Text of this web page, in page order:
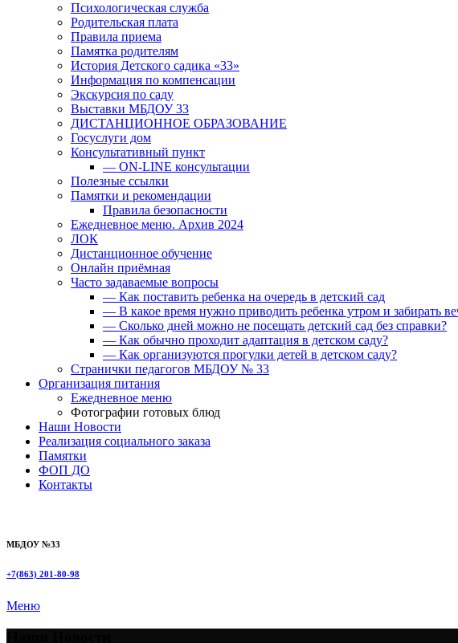
Психологическая служба
Родительская плата
Правила приема
Памятка родителям
История Детского садика «33»
Информация по компенсации
Экскурсия по саду
Выставки МБДОУ 33
ДИСТАНЦИОННОЕ ОБРАЗОВАНИЕ
Госуслуги дом
Консультативный пункт
— ON-LINE консультации
Полезные ссылки
Памятки и рекомендации
Правила безопасности
Ежедневное меню. Архив 2024
ЛОК
Дистанционное обучение
Онлайн приёмная
Часто задаваемые вопросы
— Как поставить ребенка на очередь в детский сад
— В какое время нужно приводить ребенка утром и забирать
— Сколько дней можно не посещать детский сад без справки?
— Как обычно проходит адаптация в детском саду?
— Как организуются прогулки детей в детском саду?
Странички педагогов МБДОУ № 33
Организация питания
Ежедневное меню
Фотографии готовых блюд
Наши Новости
Реализация социального заказа
Памятки
ФОП ДО
Контакты
МБДОУ №33
+7(863) 201-80-98
Меню